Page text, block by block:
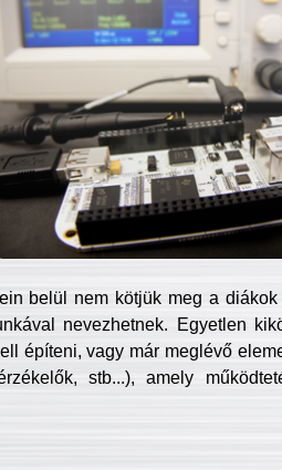
belül nem kötjük meg a
nevezhetnek. Egyetlen
építeni, vagy már meglévő
stb...), amely